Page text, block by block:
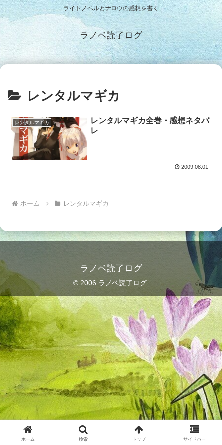
ライトノベルとナロウの感想を書く
ラノベ読了ログ
レンタルマギカ
レンタルマギカ
レンタルマギカ全巻・感想ネタバ
レ
2009.08.01
ホーム レンタルマギカ
ラノベ読了ログ
© 2006 ラノベ読了ログ.
ホーム 検索 トップ サイドバー